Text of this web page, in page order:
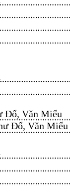
Đổ, Văn Miếu​​​​
Đổ, Văn Miếu​​​​